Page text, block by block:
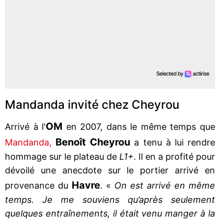
Mandanda invité chez Cheyrou
Arrivé à l'OM en 2007, dans le même temps que
Mandanda, Benoît Cheyrou a tenu à lui rendre
hommage sur le plateau de L1+. Il en a profité pour
dévoilé une anecdote sur le portier arrivé en
provenance du Havre. « On est arrivé en même
temps. Je me souviens qu’après seulement
quelques entraînements, il était venu manger à la